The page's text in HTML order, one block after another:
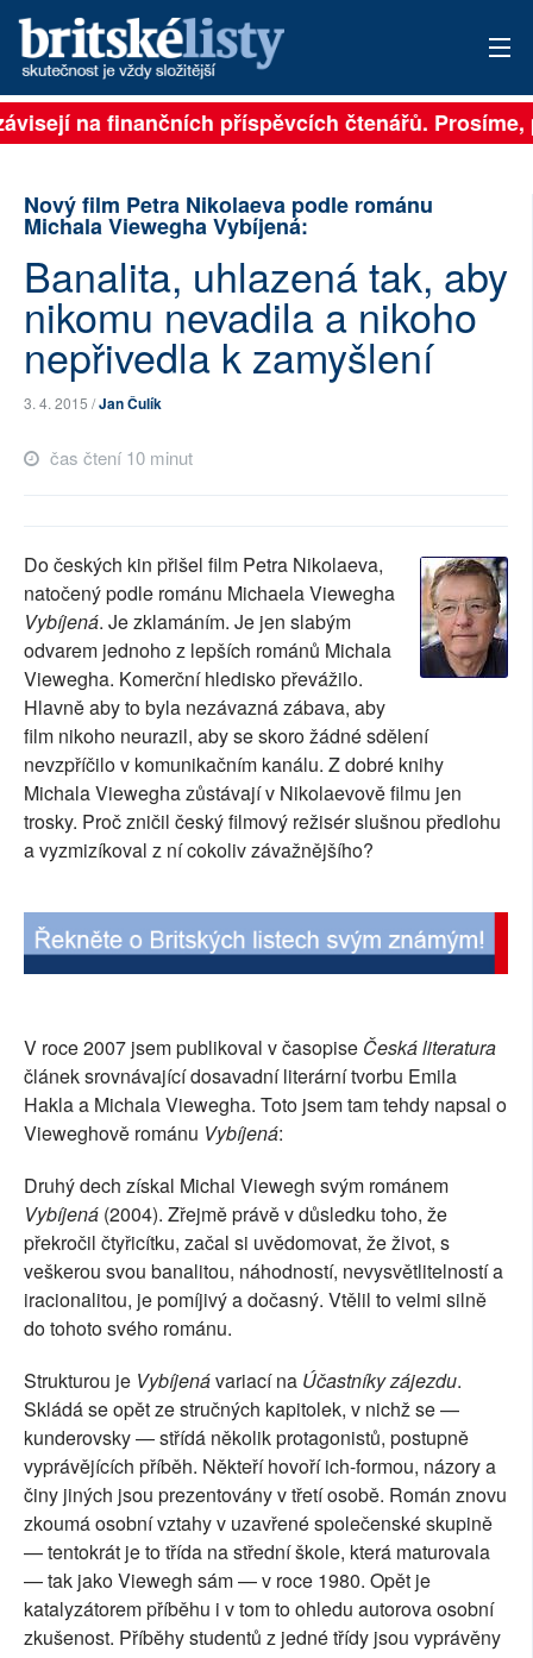
PŘIHLÁSIT
ARCHIV
ROZHOVORY
NEJČTENĚJŠÍ ZA 7 DNÍ
AUTOŘI
SOCIÁLNÍ SÍTĚ
RUBRIKY
PLNÁ VERZE STRÁNEK
na finančních příspěvcích čtenářů. Prosíme,
Nový film Petra Nikolaeva podle románu
Michala Viewegha Vybíjená:
Banalita, uhlazená tak, aby
nikomu nevadila a nikoho
nepřivedla k zamyšlení
3. 4. 2015 /Jan Čulík
čas čtení 10 minut
Do českých kin přišel film Petra Nikolaeva,
natočený podle románu Michaela Viewegha
Vybíjená. Je zklamáním. Je jen slabým
odvarem jednoho z lepších románů Michala
Viewegha. Komerční hledisko převážilo.
Hlavně aby to byla nezávazná zábava, aby
film nikoho neurazil, aby se skoro žádné sdělení
nevzpříčilo v komunikačním kanálu. Z dobré knihy
Michala Viewegha zůstávají v Nikolaevově filmu jen
trosky. Proč zničil český filmový režisér slušnou předlohu
a vyzmizíkoval z ní cokoliv závažnějšího?
V roce 2007 jsem publikoval v časopise Česká literatura
článek srovnávající dosavadní literární tvorbu Emila
Hakla a Michala Viewegha. Toto jsem tam tehdy napsal o
Vieweghově románu Vybíjená:
Druhý dech získal Michal Viewegh svým románem
Vybíjená (2004). Zřejmě právě v důsledku toho, že
překročil čtyřicítku, začal si uvědomovat, že život, s
veškerou svou banalitou, náhodností, nevysvětlitelností a
iracionalitou, je pomíjivý a dočasný. Vtělil to velmi silně
do tohoto svého románu.
Strukturou je Vybíjenávariací na Účastníky zájezdu.
Skládá se opět ze stručných kapitolek, v nichž se —
kunderovsky — střídá několik protagonistů, postupně
vyprávějících příběh. Někteří hovoří ich-formou, názory a
činy jiných jsou prezentovány v třetí osobě. Román znovu
zkoumá osobní vztahy v uzavřené společenské skupině
— tentokrát je to třída na střední škole, která maturovala
— tak jako Viewegh sám — v roce 1980. Opět je
katalyzátorem příběhu i v tom to ohledu autorova osobní
zkušenost. Příběhy studentů z jedné třídy jsou vyprávěny